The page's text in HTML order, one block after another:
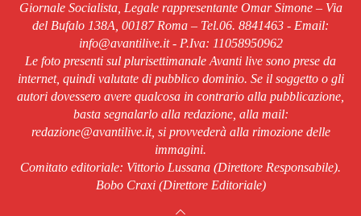
Giornale Socialista, Legale rappresentante Omar Simone – Via
del Bufalo 138A, 00187 Roma – Tel.06. 8841463 - Email:
info@avantilive.it - P.Iva: 11058950962
Le foto presenti sul plurisettimanale Avanti live sono prese da
internet, quindi valutate di pubblico dominio. Se il soggetto o gli
autori dovessero avere qualcosa in contrario alla pubblicazione,
basta segnalarlo alla redazione, alla mail:
redazione@avantilive.it, si provvederà alla rimozione delle
immagini.
Comitato editoriale: Vittorio Lussana (Direttore Responsabile).
Bobo Craxi (Direttore Editoriale)